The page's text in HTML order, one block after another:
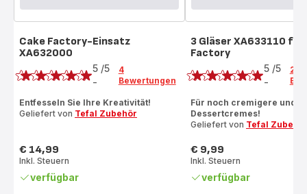
Cake Factory-Einsatz
XA632000
Bewertung
mit
5
5 /5
-
4
Bewertungen
Entfesseln Sie Ihre Kreativität!
Geliefert von Tefal Zubehör
Preis
€ 14,99
Inkl. Steuern
verfügbar
3 Gläser XA633110 für
Factory
Bewertung
mit
5
Sternen
5 /5
-
2
Für noch cremigere und
Dessertcremes!
Geliefert von Tefal
Preis
€ 9,99
Inkl. Steuern
verfügbar